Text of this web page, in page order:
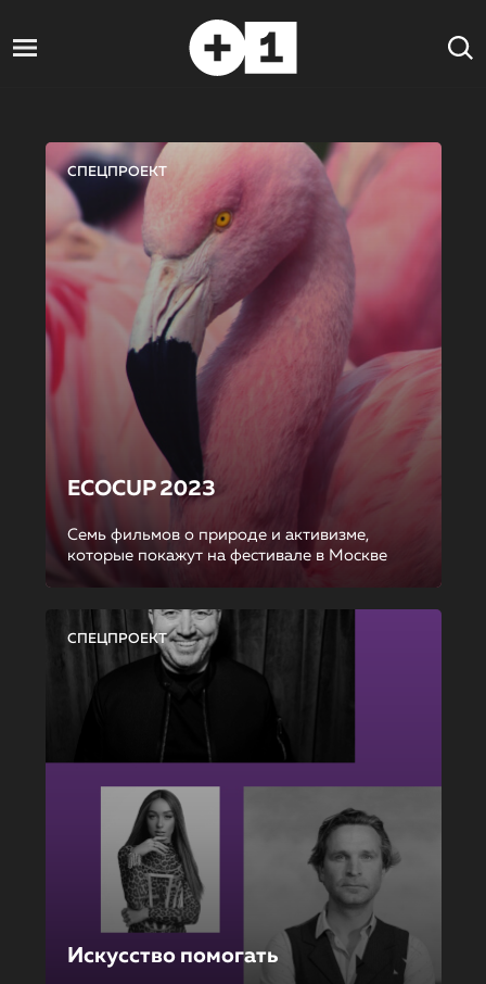
СПЕЦПРОЕКТ
ECOCUP 2023
Семь фильмов о природе и активизме,
которые покажут на фестивале в Москве
СПЕЦПРОЕКТ
Искусство помогать